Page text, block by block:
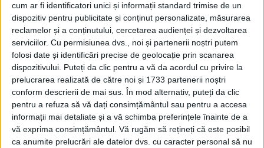
cum ar fi identificatori unici și informații standard trimise de un
dispozitiv pentru publicitate și conținut personalizate, măsurarea
reclamelor și a conținutului, cercetarea audienței și dezvoltarea
serviciilor. Cu permisiunea dvs., noi și partenerii noștri putem
folosi date și identificări precise de geolocație prin scanarea
dispozitivului. Puteți da clic pentru a vă da acordul cu privire la
prelucrarea realizată de către noi și 1733 partenerii noștri
conform descrierii de mai sus. În mod alternativ, puteți da clic
pentru a refuza să vă dați consimțământul sau pentru a accesa
informații mai detaliate și a vă schimba preferințele înainte de a
vă exprima consimțământul. Vă rugăm să rețineți că este posibil
ca anumite prelucrări ale datelor dvs. cu caracter personal să nu
Etichetă: Sfîntul Valentin